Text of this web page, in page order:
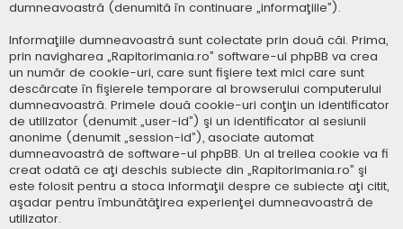
dumneavoastră (denumită în continuare „informaţiile”).
Informaţiile dumneavoastră sunt colectate prin două căi. Prima,
prin navigharea „Rapitorimania.ro” software-ul phpBB va crea
un număr de cookie-uri, care sunt fişiere text mici care sunt
descărcate în fişierele temporare al browserului computerului
dumneavoastră. Primele două cookie-uri conţin un identificator
de utilizator (denumit „user-id”) şi un identificator al sesiunii
anonime (denumit „session-id”), asociate automat
dumneavoastră de software-ul phpBB. Un al treilea cookie va fi
creat odată ce aţi deschis subiecte din „Rapitorimania.ro” şi
este folosit pentru a stoca informaţii despre ce subiecte aţi citit,
aşadar pentru îmbunătăţirea experienţei dumneavoastră de
utilizator.